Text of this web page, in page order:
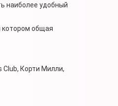
наиболее удобный
котором общая
Club, Корти Милли,